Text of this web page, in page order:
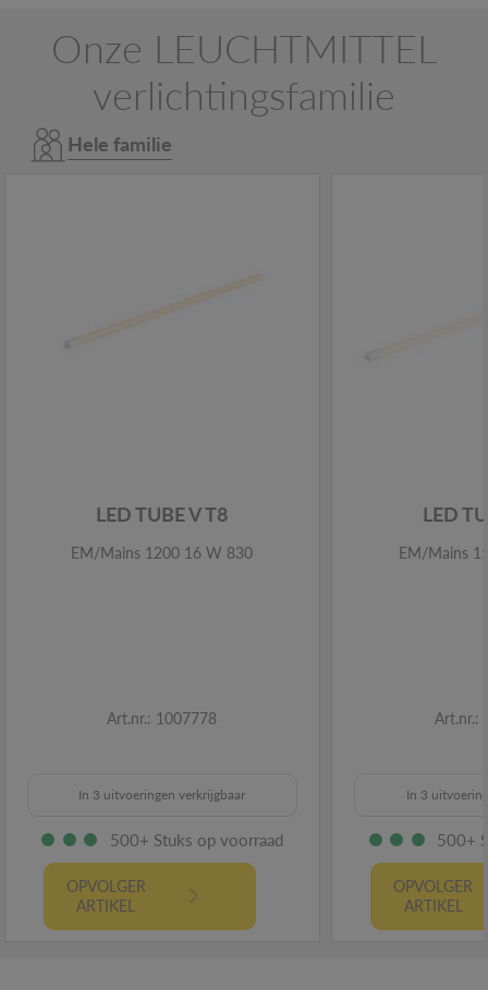
Onze LEUCHTMITTEL
verlichtingsfamilie
Hele familie
LED TUBE V T8
EM/Mains 1200 16 W 830
Art.nr.: 1007778
In 3 uitvoeringen verkrijgbaar
500+ Stuks op voorraad
OPVOLGER
ARTIKEL
LED
EM/Mains
Art.nr.:
In 3
500+
OPVOLGER
ARTIKEL